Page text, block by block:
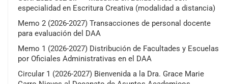
especialidad en Escritura Creativa (modalidad a distancia)
Memo 2 (2026-2027) Transacciones de personal docente
para evaluación del DAA
Memo 1 (2026-2027) Distribución de Facultades y Escuelas
por Oficiales Administrativas en el DAA
Circular 1 (2026-2027) Bienvenida a la Dra. Grace Marie